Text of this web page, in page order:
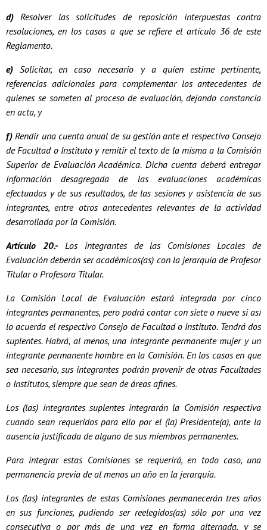
d) Resolver las solicitudes de reposición interpuestas contra
resoluciones, en los casos a que se refiere el artículo 36 de este
Reglamento.
e) Solicitar, en caso necesario y a quien estime pertinente,
referencias adicionales para complementar los antecedentes de
quienes se someten al proceso de evaluación, dejando constancia
en acta, y
f) Rendir una cuenta anual de su gestión ante el respectivo Consejo
de Facultad o Instituto y remitir el texto de la misma a la Comisión
Superior de Evaluación Académica. Dicha cuenta deberá entregar
información desagregada de las evaluaciones académicas
efectuadas y de sus resultados, de las sesiones y asistencia de sus
integrantes, entre otros antecedentes relevantes de la actividad
desarrollada por la Comisión.
Artículo 20.-Los integrantes de las Comisiones Locales de
Evaluación deberán ser académicos(as) con la jerarquía de Profesor
Titular o Profesora Titular.
La Comisión Local de Evaluación estará integrada por cinco
integrantes permanentes, pero podrá contar con siete o nueve si así
lo acuerda el respectivo Consejo de Facultad o Instituto. Tendrá dos
suplentes. Habrá, al menos, una integrante permanente mujer y un
integrante permanente hombre en la Comisión. En los casos en que
sea necesario, sus integrantes podrán provenir de otras Facultades
o Institutos, siempre que sean de áreas afines.
Los (las) integrantes suplentes integrarán la Comisión respectiva
cuando sean requeridos para ello por el (la) Presidente(a), ante la
ausencia justificada de alguno de sus miembros permanentes.
Para integrar estas Comisiones se requerirá, en todo caso, una
permanencia previa de al menos un año en la jerarquía.
Los (las) integrantes de estas Comisiones permanecerán tres años
en sus funciones, pudiendo ser reelegidos(as) sólo por una vez
consecutiva o por más de una vez en forma alternada, y se